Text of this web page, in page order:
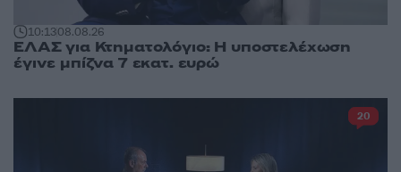
10:1308.08.26
ΕΛΑΣ για Κτηματολόγιο: Η υποστελέχωση
έγινε μπίζνα 7 εκατ. ευρώ
20